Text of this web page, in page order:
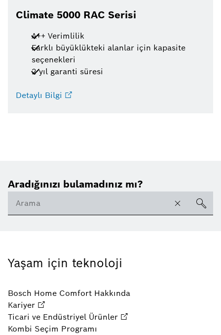
Climate 5000 RAC Serisi
A++ Verimlilik
Farklı büyüklükteki alanlar için kapasite
seçenekleri
2 yıl garanti süresi
Detaylı Bilgi
Aradığınızı bulamadınız mı?
Yaşam için teknoloji
Bosch Home Comfort Hakkında
Kariyer
Ticari ve Endüstriyel Ürünler
Kombi Seçim Programı